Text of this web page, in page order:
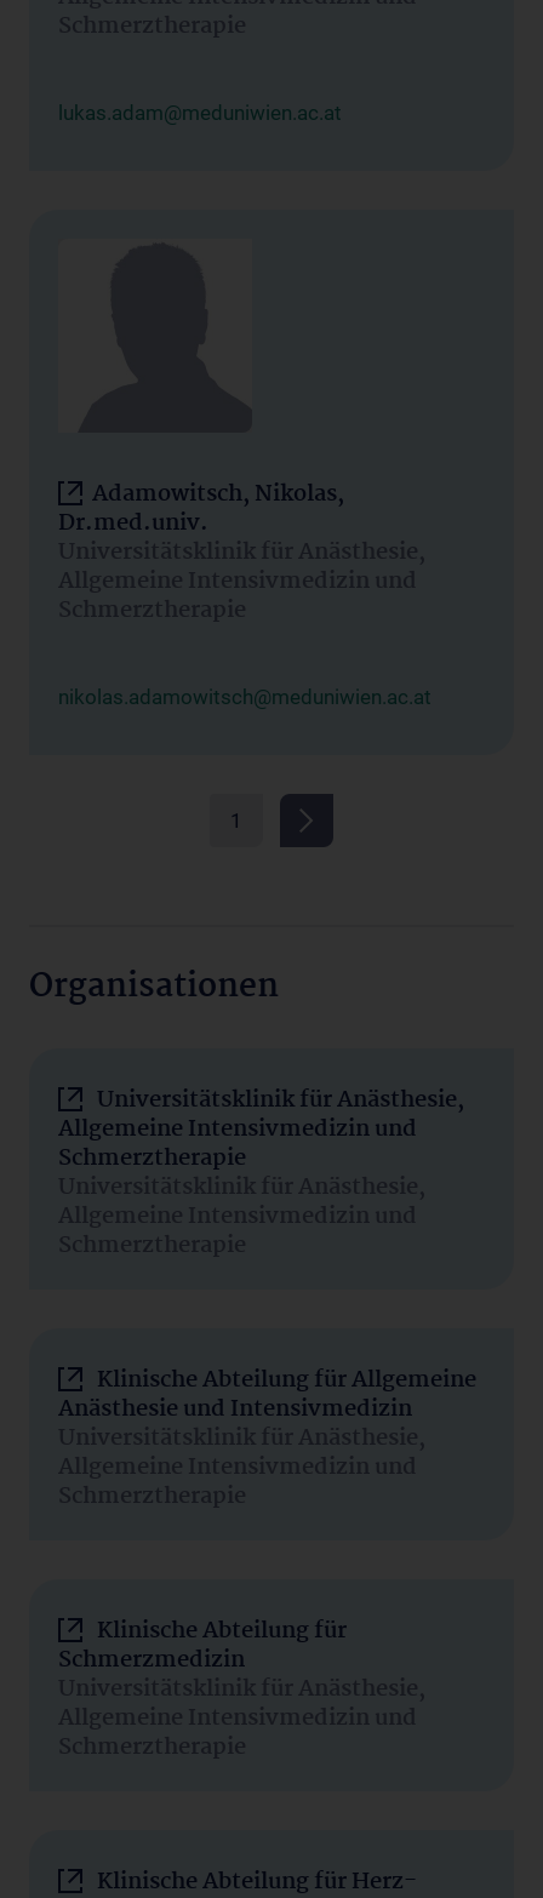
Schmerztherapie
lukas.adam@meduniwien.ac.at
Adamowitsch, Nikolas,
Dr.med.univ.
Universitätsklinik für Anästhesie,
Allgemeine Intensivmedizin und
Schmerztherapie
nikolas.adamowitsch@meduniwien.ac.at
1
Organisationen
Universitätsklinik für Anästhesie,
Allgemeine Intensivmedizin und
Schmerztherapie
Universitätsklinik für Anästhesie,
Allgemeine Intensivmedizin und
Schmerztherapie
Klinische Abteilung für Allgemeine
Anästhesie und Intensivmedizin
Universitätsklinik für Anästhesie,
Allgemeine Intensivmedizin und
Schmerztherapie
Klinische Abteilung für
Schmerzmedizin
Universitätsklinik für Anästhesie,
Allgemeine Intensivmedizin und
Schmerztherapie
Klinische Abteilung für Herz-